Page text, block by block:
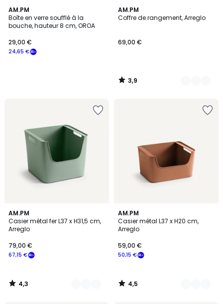
AM.PM
Boîte en verre soufflé à la
bouche, hauteur 8 cm, OROA
24,65 €
29,00 €
AM.PM
Coffre de rangement, Arreglo
69,00 €
3,9
/ 5
5
Couleurs
3,9
/
AM.PM
Casier métal fer L37 x H31,5 cm,
Arreglo
67,15 €
79,00 €
4,3
/ 5
5
Couleurs
4,3
/
AM.PM
Casier métal L37 x H20 cm,
Arreglo
50,15 €
59,00 €
4,5
/ 5
4
Couleurs
4,5
/